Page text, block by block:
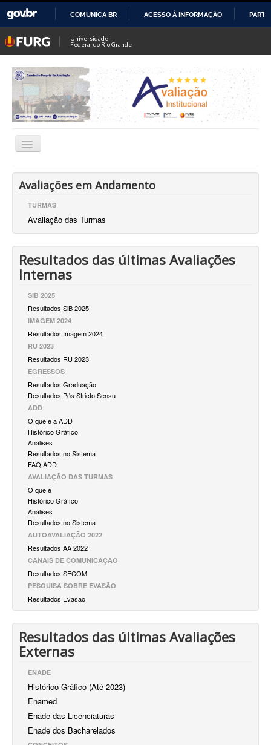
O
CONTEÚDO
COMUNICA BR ACESSO À INFORMAÇÃO
Universidade
Federal do Rio Grande
Alternar
Comissão Própria de Avaliação (CPA)
Dir. de Avaliação Institucional (DAI)
Coord. de Avaliação Institucional
CIAPs
Avaliações em Andamento
TURMAS
Avaliação das Turmas
Resultados das últimas Avaliações
Internas
SIB 2025
Resultados SiB 2025
IMAGEM 2024
Resultados Imagem 2024
RU 2023
Resultados RU 2023
EGRESSOS
Resultados Graduação
Resultados Pós Stricto Sensu
ADD
O que é a ADD
Histórico Gráfico
Análises
Resultados no Sistema
FAQ ADD
AVALIAÇÃO DAS TURMAS
O que é
Histórico Gráfico
Análises
Resultados no Sistema
AUTOAVALIAÇÃO 2022
Resultados AA 2022
CANAIS DE COMUNICAÇÃO
Resultados SECOM
PESQUISA SOBRE EVASÃO
Resultados Evasão
Resultados das últimas Avaliações
Externas
ENADE
Histórico Gráfico (Até 2023)
Enamed
Enade das Licenciaturas
Enade dos Bacharelados